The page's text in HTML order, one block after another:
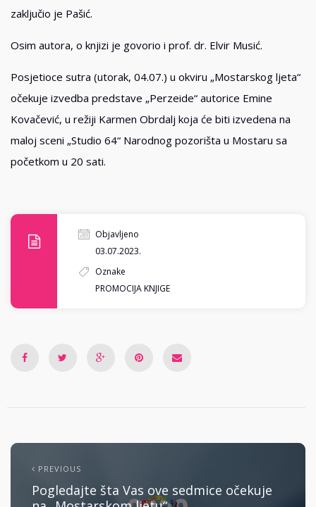
zaključio je Pašić.
Osim autora, o knjizi je govorio i prof. dr. Elvir Musić.
Posjetioce sutra (utorak, 04.07.) u okviru „Mostarskog ljeta“
očekuje izvedba predstave „Perzeide“ autorice Emine
Kovačević, u režiji Karmen Obrdalj koja će biti izvedena na
maloj sceni „Studio 64“ Narodnog pozorišta u Mostaru sa
početkom u 20 sati.
Objavljeno
03.07.2023.
Oznake
PROMOCIJA KNJIGE
PREVIOUS
Pogledajte šta Vas ove sedmice očekuje